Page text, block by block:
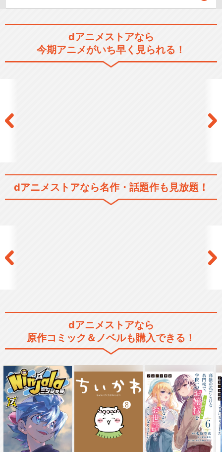
アニメ 続『刀剣乱舞-花丸-』
特『刀剣乱舞-花丸-』～月ノ
巻～
ミュージカル『刀剣乱舞』 ～
阿津賀志山異聞～
ミュージカル『刀剣乱舞』 ～
幕末天狼傳～
dアニメストアなら
今期アニメがいち早く見られる！
dアニメストアなら名作・話題作も見放題！
dアニメストアなら
原作コミック＆ノベルも購入できる！